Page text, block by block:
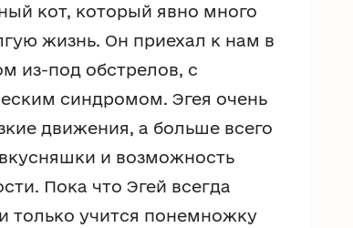
кот, который явно много
жизнь. Он приехал к нам в
из-под обстрелов, с
синдромом. Эгея очень
движения, а больше всего
и возможность
Пока что Эгей всегда
только учится понемножку